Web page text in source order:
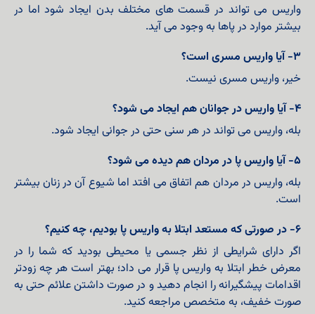
واریس می تواند در قسمت های مختلف بدن ایجاد شود اما در
بیشتر موارد در پاها به وجود می آید.
۳- آیا واریس مسری است؟
خیر، واریس مسری نیست.
۴- آیا واریس در جوانان هم ایجاد می شود؟
بله، واریس می تواند در هر سنی حتی در جوانی ایجاد شود.
۵- آیا واریس پا در مردان هم دیده می شود؟
بله، واریس در مردان هم اتفاق می افتد اما شیوع آن در زنان بیشتر
است.
۶- در صورتی که مستعد ابتلا به واریس پا بودیم، چه کنیم؟
اگر دارای شرایطی از نظر جسمی یا محیطی بودید که شما را در
معرض خطر ابتلا به واریس پا قرار می داد؛ بهتر است هر چه زودتر
اقدامات پیشگیرانه را انجام دهید و در صورت داشتن علائم حتی به
صورت خفیف، به متخصص مراجعه کنید.